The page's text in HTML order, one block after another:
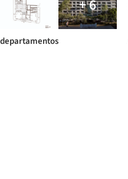
+ 6
departamentos